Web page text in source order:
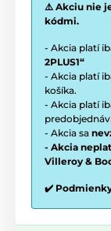
⚠️ Akciu nie
kódmi.
- Akcia platí
2PLUS1“
- Akcia platí
košíka.
- Akcia platí
- Akcia sa
- Akcia
Villeroy &
✔️